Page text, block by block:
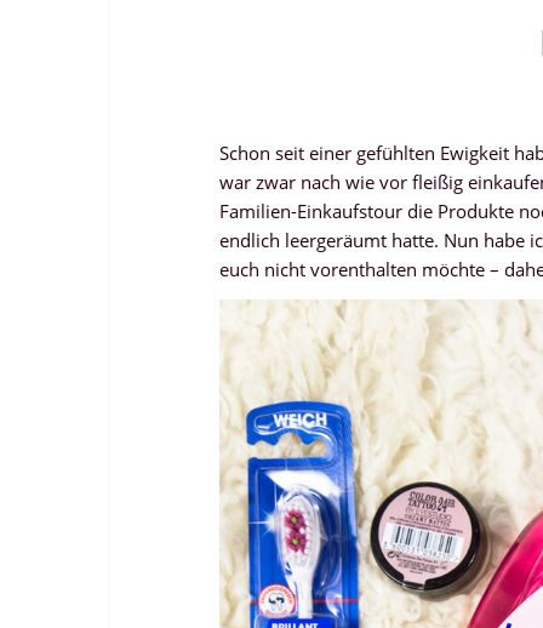
Schon seit einer gefühlten Ewigkeit
war zwar nach wie vor fleißig
Familien-Einkaufstour die Produkte
endlich leergeräumt hatte. Nun habe
euch nicht vorenthalten möchte –